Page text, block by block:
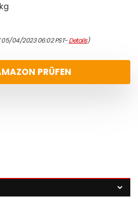
04/2023 06:02 PST-Details)
PRÜFEN